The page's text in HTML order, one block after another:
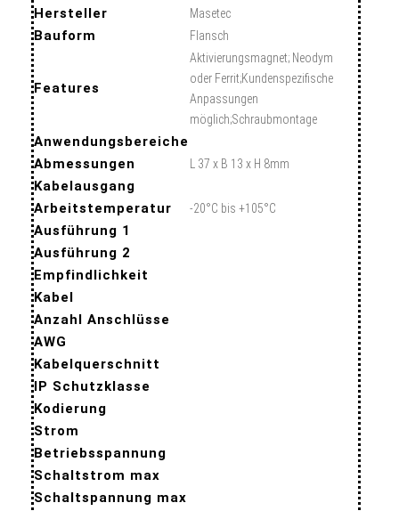
Hersteller
Masetec
Bauform Flansch
Features
Aktivierungsmagnet; Neodym
oder Ferrit;Kundenspezifische
Anpassungen
möglich;Schraubmontage
Anwendungsbereiche
Abmessungen
L 37 x B 13 x H 8mm
Kabelausgang
Arbeitstemperatur
-20°C bis +105°C
Ausführung 1
Ausführung 2
Empfindlichkeit
Kabel
Anzahl Anschlüsse
AWG
Kabelquerschnitt
IP Schutzklasse
Kodierung
Strom
Betriebsspannung
Schaltstrom max
Schaltspannung max